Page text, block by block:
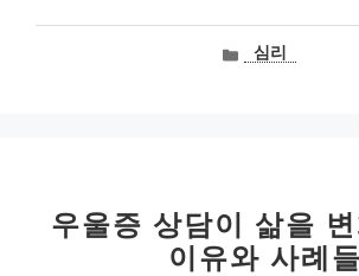
카심리
우울증 상담이 삶을
이유와 사례들